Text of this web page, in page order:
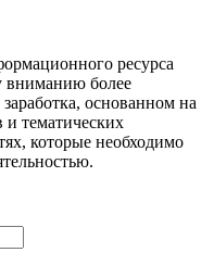
ресурса
вниманию более
основанном на
тематических
которые необходимо